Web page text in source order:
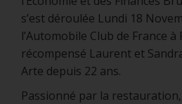
s’est déroulée Lundi 18
l’Automobile Club de France à
récompensé Laurent et
Arte depuis 22 ans.
Passionné par la